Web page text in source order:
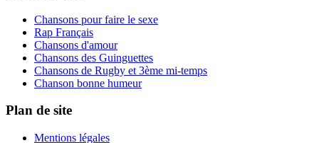
Chansons pour faire le sexe
Rap Français
Chansons d'amour
Chansons des Guinguettes
Chansons de Rugby et 3ème mi-temps
Chanson bonne humeur
Plan de site
Mentions légales